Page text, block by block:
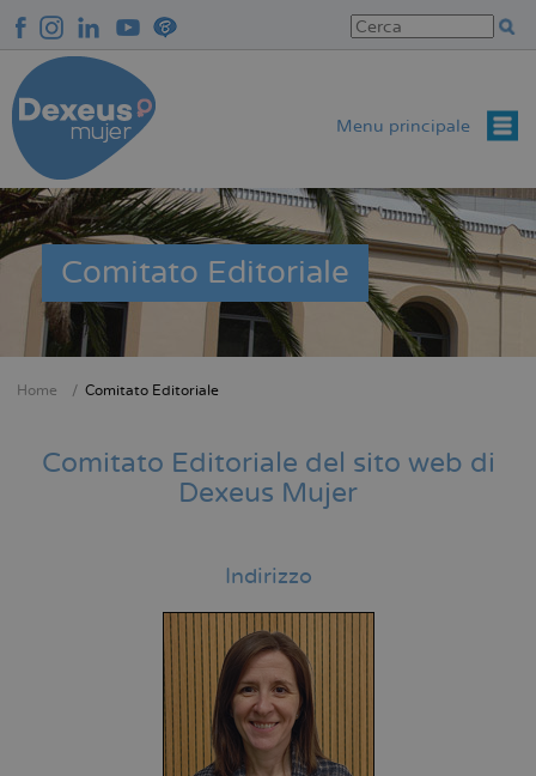
contenuto
principale
Menu principale
Comitato Editoriale
pane
Home Comitato Editoriale
Comitato Editoriale del sito web di
Dexeus Mujer
Indirizzo